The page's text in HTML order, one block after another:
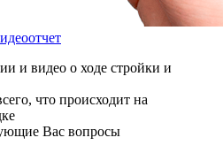
и видео о ходе стройки и
что происходит на
Вас вопросы